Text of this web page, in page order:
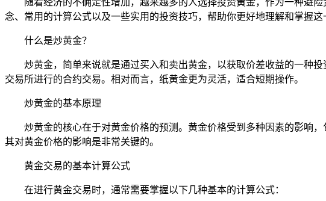
念、常用的计算公式以及一些实用的投资技巧，帮助你更好地理解和掌握这
什么是炒黄金？
炒黄金，简单来说就是通过买入和卖出黄金，以获取价差收益的一种
交易所进行的合约交易。相对而言，纸黄金更为灵活，适合短期操作。
炒黄金的基本原理
炒黄金的核心在于对黄金价格的预测。黄金价格受到多种因素的影响
其对黄金价格的影响是非常关键的。
黄金交易的基本计算公式
在进行黄金交易时，通常需要掌握以下几种基本的计算公式：